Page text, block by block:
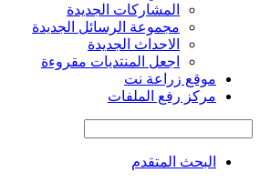
المشاركات الجديدة
مجموعة الرسائل الجديدة
الاحداث الجديدة
اجعل المنتديات مقروءة
موقع زراعة نت
مركز رفع الملفات
البحث المتقدم